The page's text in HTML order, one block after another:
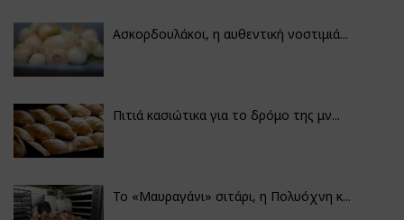
Ασκορδουλάκοι, η αυθεντική νοστιμιά...
Πιτιά κασιώτικα για το δρόμο της μν...
Το «Μαυραγάνι» σιτάρι, η Πολυόχνη κ...